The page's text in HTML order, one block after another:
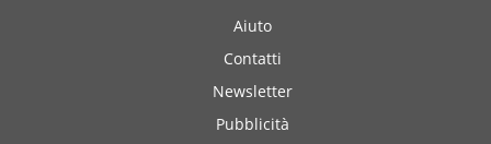
Aiuto
Contatti
Newsletter
Pubblicità